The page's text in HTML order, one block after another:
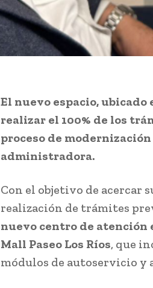
El nuevo espacio, ubicado
realizar el 100% de los
proceso de
administradora.
Con el objetivo de acercar
realización de trámites
nuevo centro de
Mall Paseo Los Ríos, que
módulos de autoservicio y